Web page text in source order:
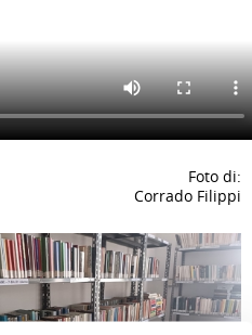
Foto di:
Corrado Filippi